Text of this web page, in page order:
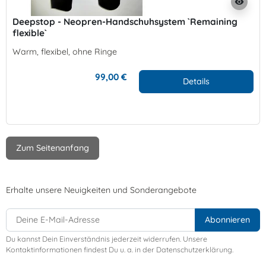
visibility
Deepstop - Neopren-Handschuhsystem `Remaining
flexible`
Warm, flexibel, ohne Ringe
99,00 € Details
Zum Seitenanfang
Erhalte unsere Neuigkeiten und Sonderangebote
Du kannst Dein Einverständnis jederzeit widerrufen. Unsere
Kontaktinformationen findest Du u. a. in der Datenschutzerklärung.